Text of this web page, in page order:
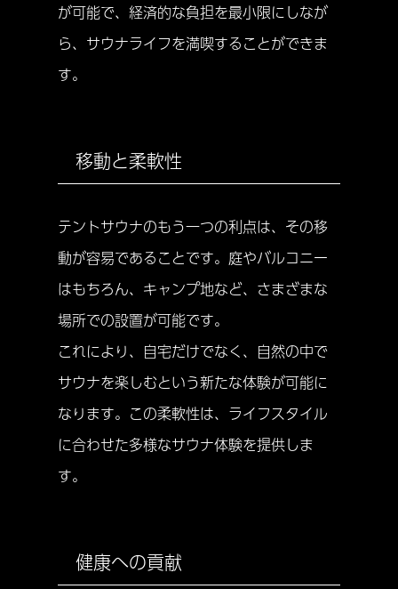
が可能で、経済的な負担を最小限にしなが
ら、サウナライフを満喫することができま
す。
移動と柔軟性
テントサウナのもう一つの利点は、その移
動が容易であることです。庭やバルコニー
はもちろん、キャンプ地など、さまざまな
場所での設置が可能です。
これにより、自宅だけでなく、自然の中で
サウナを楽しむという新たな体験が可能に
なります。この柔軟性は、ライフスタイル
に合わせた多様なサウナ体験を提供しま
す。
健康への貢献